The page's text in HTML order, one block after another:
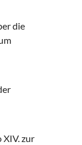
die
XIV. zur